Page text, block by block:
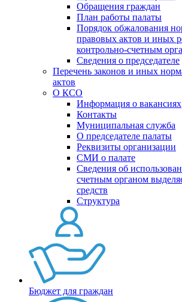
Обращения граждан
План работы палаты
Порядок обжалования
правовых актов и иных
контрольно-счетным
Сведения о председателе
Перечень законов и иных
актов
О КСО
Информация о вакансиях
Контакты
Муниципальная служба
О председателе палаты
Реквизиты организации
СМИ о палате
Сведения об
счетным органом
средств
Структура
Бюджет для граждан